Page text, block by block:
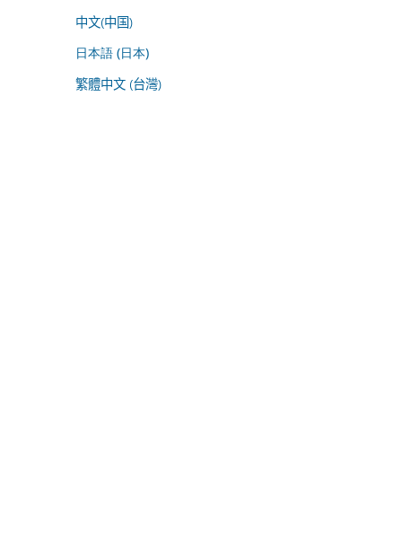
中文(中国)
日本語 (日本)
繁體中文 (台灣)